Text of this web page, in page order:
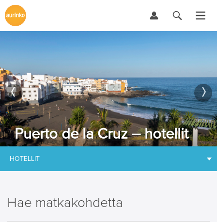
Puerto de la Cruz – hotellit
HOTELLIT
Hae matkakohdetta